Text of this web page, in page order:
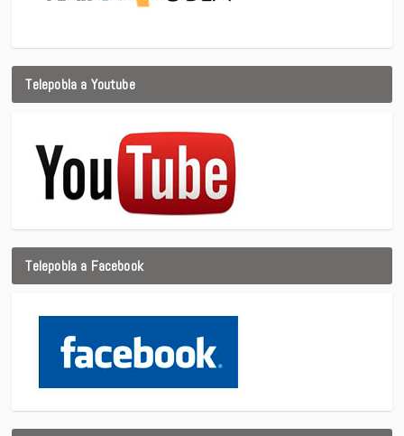
Telepobla a Youtube
Telepobla a Facebook